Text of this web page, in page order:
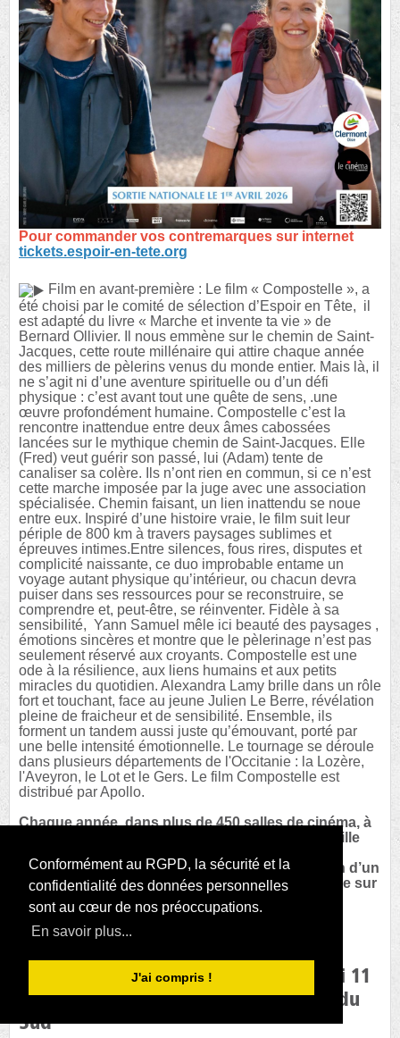
Conformément au RGPD, la sécurité et la
confidentialité des données personnelles
sont au cœur de nos préoccupations.
En savoir plus...
J'ai compris !
Pour commander vos contremarques sur internet
tickets.espoir-en-tete.org
Film en avant-première : Le film « Compostelle », a
été choisi par le comité de sélection d’Espoir en Tête, il
est adapté du livre « Marche et invente ta vie » de
Bernard Ollivier. Il nous emmène sur le chemin de Saint-
Jacques, cette route millénaire qui attire chaque année
des milliers de pèlerins venus du monde entier. Mais là, il
ne s’agit ni d’une aventure spirituelle ou d’un défi
physique : c’est avant tout une quête de sens, .une
œuvre profondément humaine. Compostelle c’est la
rencontre inattendue entre deux âmes cabossées
lancées sur le mythique chemin de Saint-Jacques. Elle
(Fred) veut guérir son passé, lui (Adam) tente de
canaliser sa colère. Ils n’ont rien en commun, si ce n’est
cette marche imposée par la juge avec une association
spécialisée. Chemin faisant, un lien inattendu se noue
entre eux. Inspiré d’une histoire vraie, le film suit leur
périple de 800 km à travers paysages sublimes et
épreuves intimes.Entre silences, fous rires, disputes et
complicité naissante, ce duo improbable entame un
voyage autant physique qu’intérieur, ou chacun devra
puiser dans ses ressources pour se reconstruire, se
comprendre et, peut-être, se réinventer. Fidèle à sa
sensibilité, Yann Samuel mêle ici beauté des paysages ,
émotions sincères et montre que le pèlerinage n’est pas
seulement réservé aux croyants. Compostelle est une
ode à la résilience, aux liens humains et aux petits
miracles du quotidien. Alexandra Lamy brille dans un rôle
fort et touchant, face au jeune Julien Le Berre, révélation
pleine de fraicheur et de sensibilité. Ensemble, ils
forment un tandem aussi juste qu’émouvant, porté par
une belle intensité émotionnelle. Le tournage se déroule
dans plusieurs départements de l'Occitanie : la Lozère,
l'Aveyron, le Lot et le Gers. Le film Compostelle est
distribué par Apollo.
Chaque année, dans plus de 450 salles de cinéma, à
l’appel des Rotariens de France, environ cent mille
convivialité et assistent ensemble à la projection d’un
grand film au profit de la recherche fondamentale sur
----------------------------------------
ESPOIR EN TETE - EDITION 2025 Mardi 11
mars à 20h00 au cinéma Pathé Gare du
Sud